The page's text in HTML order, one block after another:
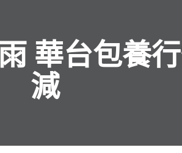
華台包養
減